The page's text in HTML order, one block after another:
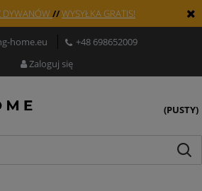
DYWANÓW //WYSYŁKA GRATIS!
home.eu
+48 698652009
Zaloguj się
(PUSTY)